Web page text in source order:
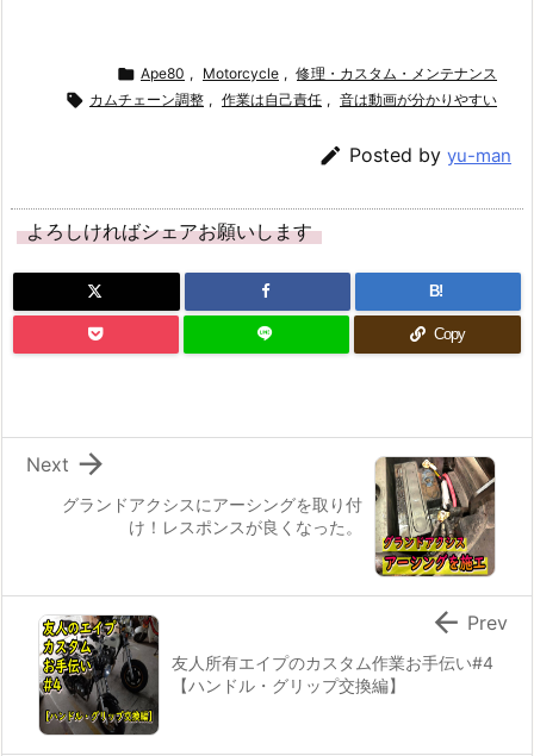
 Ape80 , Motorcycle , 修理・カスタム・メンテナンス
 カムチェーン調整 , 作業は自己責任 , 音は動画が分かりやすい
 Posted by yu-man
よろしければシェアお願いします
B!
Copy
グランドアクシスにアーシングを取り付
け！レスポンスが良くなった。

Next
友人所有エイプのカスタム作業お手伝い#4
【ハンドル・グリップ交換編】
 Prev